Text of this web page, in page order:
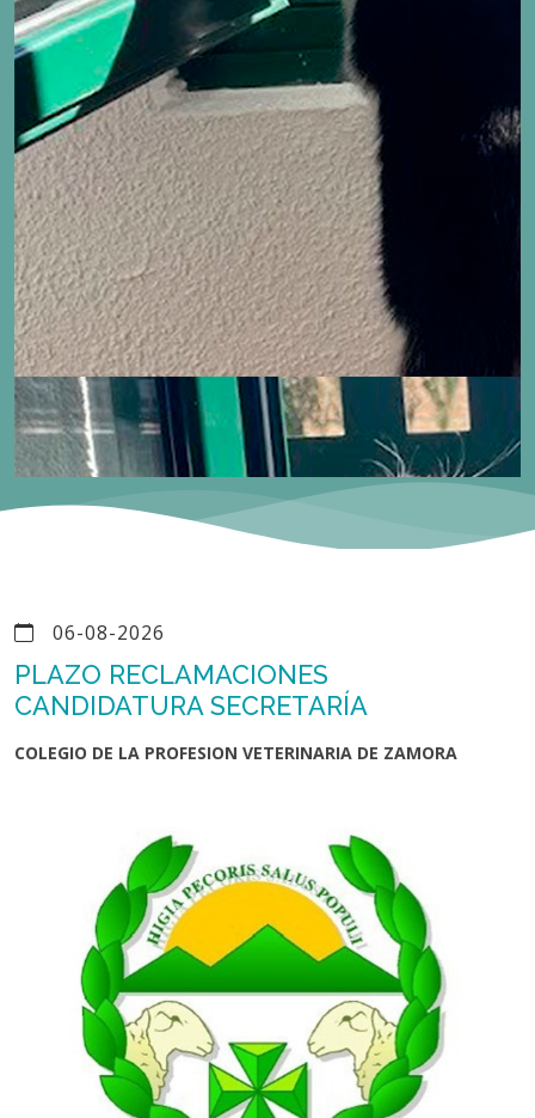
06-08-2026
PLAZO RECLAMACIONES
CANDIDATURA SECRETARÍA
COLEGIO DE LA PROFESION VETERINARIA DE ZAMORA